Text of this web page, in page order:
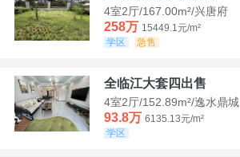
4室2厅/167.00m²/兴唐府
258万 15449.1元/m²
学区
急售
全临江大套四出售
4室2厅/152.89m²/逸水鼎城
93.8万 6135.13元/m²
学区